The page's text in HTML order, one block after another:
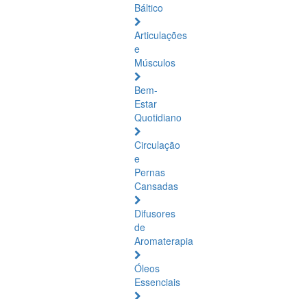
Báltico
Articulações
e
Músculos
Bem-
Estar
Quotidiano
Circulação
e
Pernas
Cansadas
Difusores
de
Aromaterapia
Óleos
Essenciais